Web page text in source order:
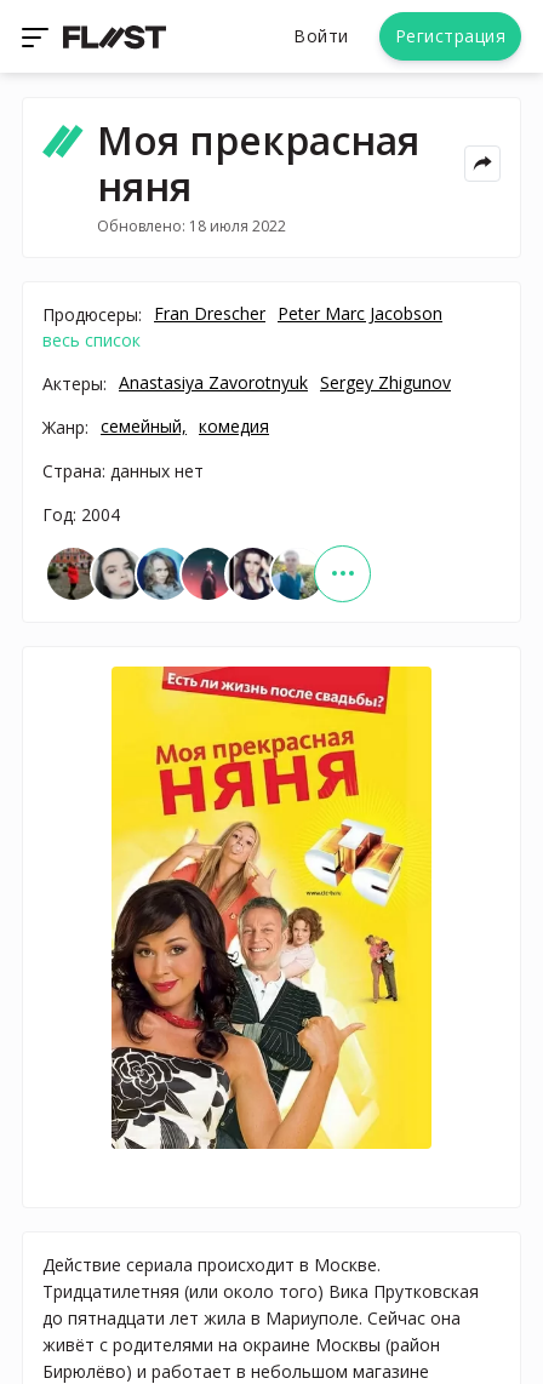
Войти Регистрация
Моя прекрасная
няня
Обновлено: 18 июля 2022
Продюсеры: Fran Drescher Peter Marc Jacobson
весь список
Актеры: Anastasiya Zavorotnyuk Sergey Zhigunov
Жанр: семейный, комедия
Страна: данных нет
Год: 2004
Действие сериала происходит в Москве.
Тридцатилетняя (или около того) Вика Прутковская
до пятнадцати лет жила в Мариуполе. Сейчас она
живёт с родителями на окраине Москвы (район
Бирюлёво) и работает в небольшом магазине